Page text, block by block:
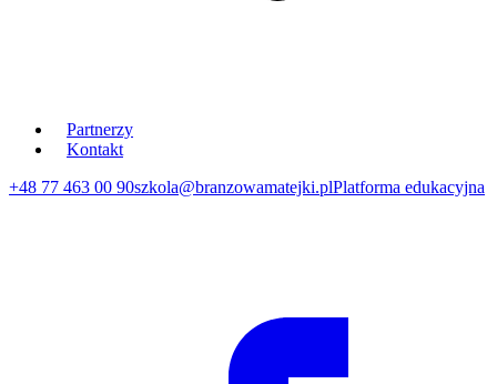
Partnerzy
Kontakt
+48 77 463 00 90szkola@branzowamatejki.plPlatforma edukacyjna